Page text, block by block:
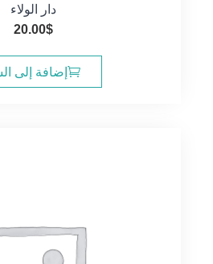
دار الولاء
20.00$
إضافة إلى